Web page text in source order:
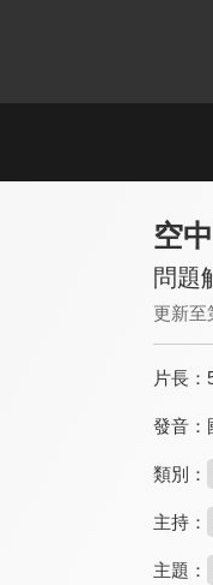
空
問題
更新至
片長：
發音：
類別：
主持：
主題：